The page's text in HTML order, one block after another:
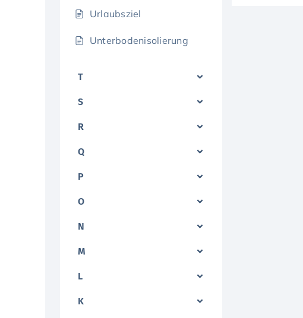
Urlaubsziel
Unterbodenisolierung
T
S
R
Q
P
O
N
M
L
K